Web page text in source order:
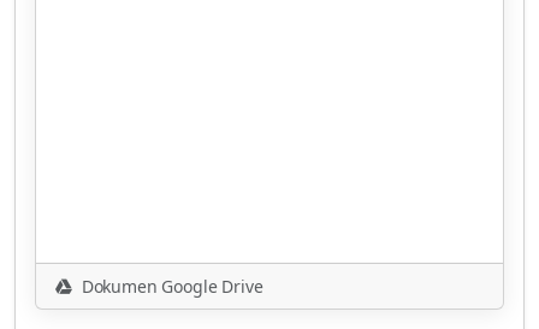
Dokumen Google Drive